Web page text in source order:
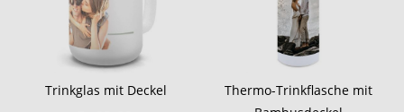
Trinkglas mit Deckel
Thermo-Trinkflasche mit